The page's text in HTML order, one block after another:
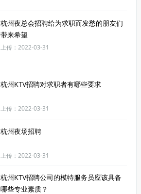
杭州夜总会招聘给为求职而发愁的朋友们
带来希望
上传：2022-03-31
杭州KTV招聘对求职者有哪些要求
上传：2022-03-31
杭州夜场招聘
上传：2022-03-31
杭州KTV招聘公司的模特服务员应该具备
哪些专业素质？